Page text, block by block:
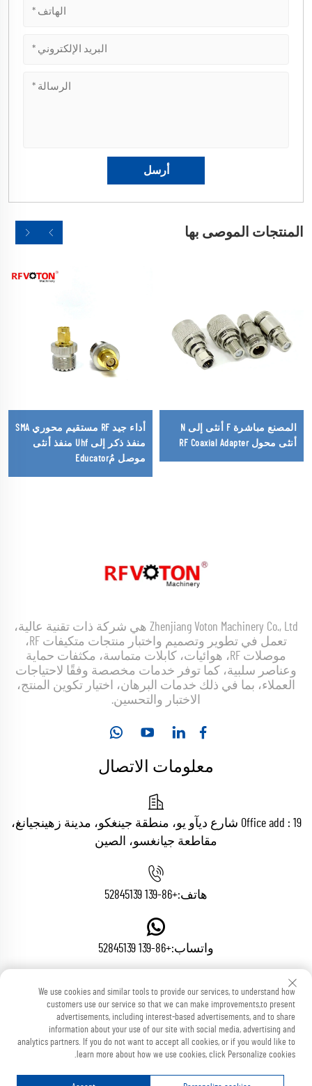
المنتجات الموصى بها
المصنع مباشرة F أنثى إلى N
أنثى محول RF Coaxial Adapter
أداء جيد RF مستقيم محوري SMA
منفذ ذكر إلى Uhf منفذ أنثى
موصل مُEducator
Zhenjiang Voton Machinery Co., Ltd هي شركة ذات تقنية عالية،
تعمل في تطوير وتصميم واختبار منتجات متكيفات RF،
موصلات RF، هوائيات، كابلات متماسة، مكثفات حماية
وعناصر سلبية، كما توفر خدمات مخصصة وفقًا لاحتياجات
العملاء، بما في ذلك خدمات البرهان، اختيار تكوين المنتج،
الاختبار والتحسين.
معلومات الاتصال
Office add : 19 شارع ديآو يو، منطقة جينغكو، مدينة زهينجيانغ،
مقاطعة جيانغسو، الصين
هاتف:+86-139 52845139
واتساب:+86-139 52845139
البريد الإلكتروني:[email protected]
جميع الحقوق محفوظة © شركة زهينجيانغ فوتون ماكينري
We use cookies and similar tools to provide our services, to understand how
customers use our service so that we can make improvements,to present
advertisements, including interest-based advertisements, and to share
information about your use of our site with social media, advertising and
analytics partners. If you do not want to accept all cookies, or if you would like to
learn more about how we use cookies, click Personalize cookies.